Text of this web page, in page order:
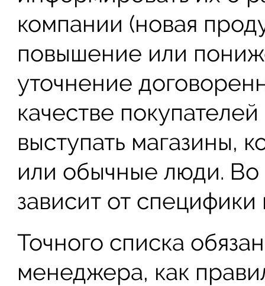
компании (новая
повышение или
уточнение
качестве
выступать магазины,
или обычные люди. Во
зависит от
Точного списка
менеджера, как